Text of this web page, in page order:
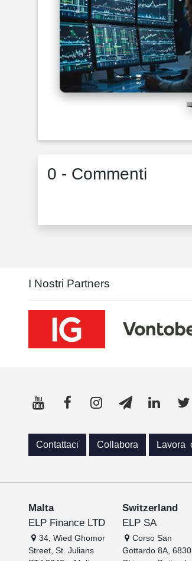
0 - Commenti
I Nostri Partners
Contattaci Collabora Lavora
Malta
ELP Finance LTD
34, Wied Ghomor
Street, St. Julians
Switzerland
ELP SA
Corso San
Gottardo 8A, 6830